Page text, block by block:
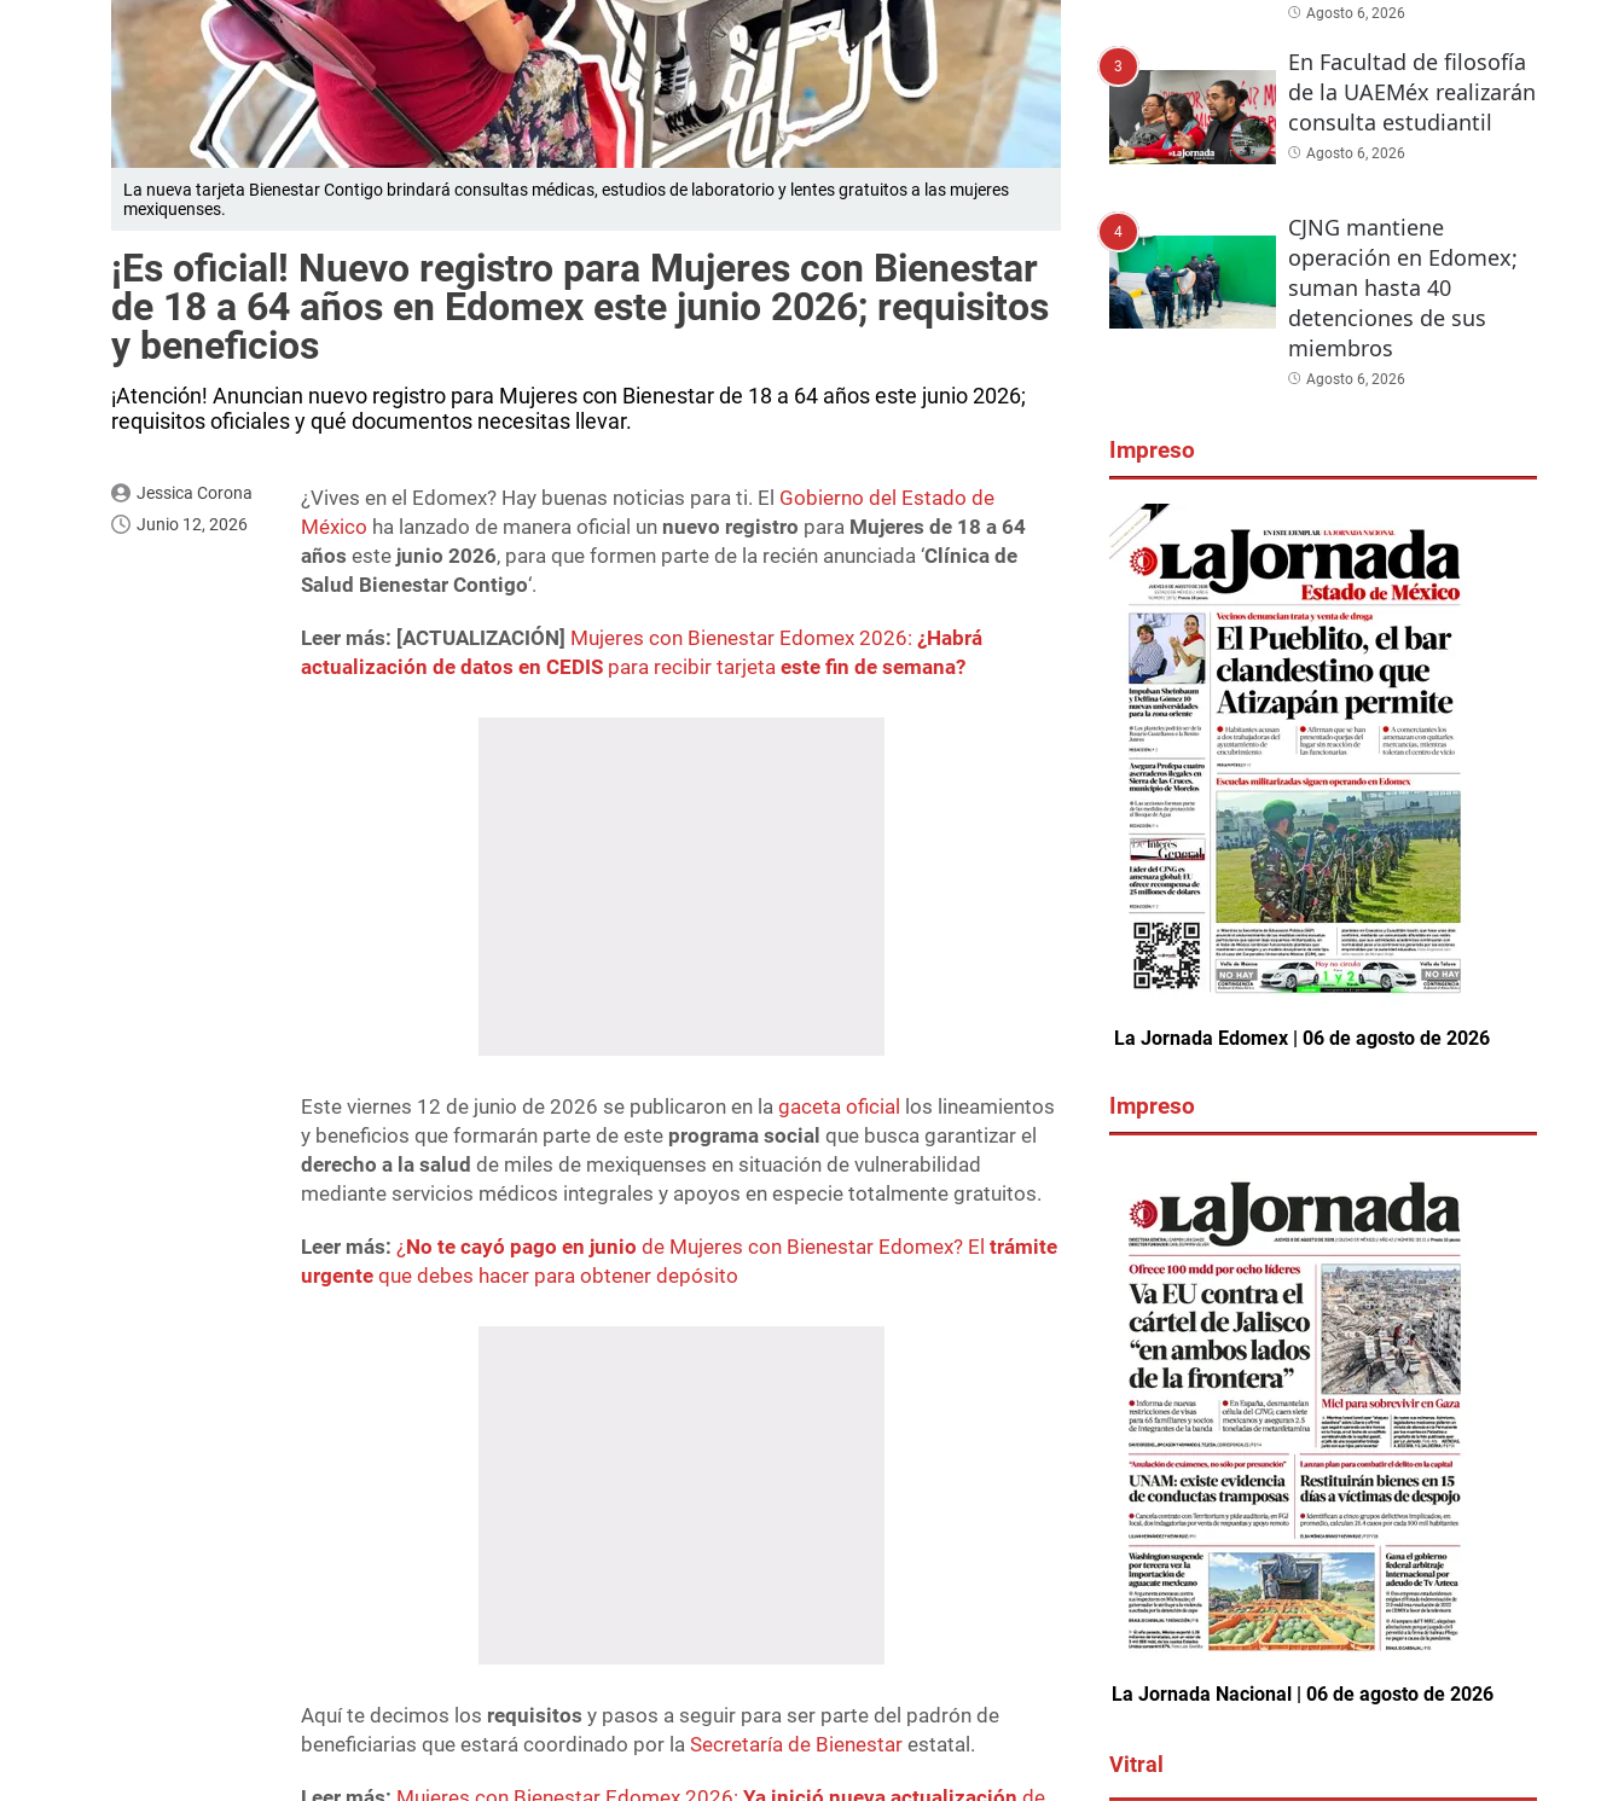
La nueva tarjeta Bienestar Contigo brindará consultas médicas, estudios de laboratorio y lentes gratuitos a las mujeres
mexiquenses.
¡Es oficial! Nuevo registro para Mujeres con Bienestar
de 18 a 64 años en Edomex este junio 2026; requisitos
y beneficios
¡Atención! Anuncian nuevo registro para Mujeres con Bienestar de 18 a 64 años este junio 2026;
requisitos oficiales y qué documentos necesitas llevar.
Jessica Corona
Junio 12, 2026
¿Vives en el Edomex? Hay buenas noticias para ti. El Gobierno del Estado de
México ha lanzado de manera oficial un nuevo registro para Mujeres de 18 a 64
años este junio 2026, para que formen parte de la recién anunciada ‘Clínica de
Salud Bienestar Contigo‘.
Leer más: [ACTUALIZACIÓN] Mujeres con Bienestar Edomex 2026:¿Habrá
actualización de datos en CEDIS para recibir tarjeta este fin de semana?
Este viernes 12 de junio de 2026 se publicaron en lagaceta oficial los lineamientos
y beneficios que formarán parte de este programa social que busca garantizar el
derecho a la salud de miles de mexiquenses en situación de vulnerabilidad
mediante servicios médicos integrales y apoyos en especie totalmente gratuitos.
Leer más:¿ No te cayó pago en juniode Mujeres con Bienestar Edomex? Eltrámite
urgente que debes hacer para obtener depósito
Aquí te decimos los requisitos y pasos a seguir para ser parte del padrón de
beneficiarias que estará coordinado por laSecretaría de Bienestar estatal.
Agosto 6, 2026
3
En Facultad de filosofía
de la UAEMéx realizarán
consulta estudiantil
Agosto 6, 2026
4
CJNG mantiene
operación en Edomex;
suman hasta 40
detenciones de sus
miembros
Agosto 6, 2026
Impreso
La Jornada Edomex | 06 de agosto de 2026
Impreso
La Jornada Nacional | 06 de agosto de 2026
Vitral